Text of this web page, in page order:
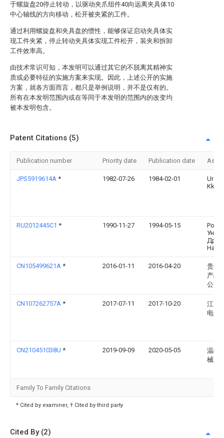
于螺旋盘20停止转动，以驱动夹爪组件40向远离夹具体10
中心轴线的方向移动，松开被夹紧的工件。
通过利用螺旋盘和夹具盘的惯性，能够保证启动夹具体实
现工件夹紧，停止转动夹具体实现工件松开，装夹和拆卸
工件效率高。
由技术常识可知，本发明可以通过其它的不脱离其精神实
质或必要特征的实施方案来实现。因此，上述公开的实施
方案，就各方面而言，都只是举例说明，并不是仅有的。
所有在本发明范围内或在等同于本发明的范围内的改变均
被本发明包含。
Patent Citations (5)
Publication number Priority date Publication date
JPS5919614A * 1982-07-26 1984-02-01
Kk
RU2012445C1 * 1990-11-27 1994-05-15
CN105499621A * 2016-01-11 2016-04-20
贵阳
产品
公司
CN107262757A * 2017-07-11 2017-10-20
江门
电气
CN210451038U * 2019-09-09 2020-05-05
温岭
械有
Family To Family Citations
* Cited by examiner, † Cited by third party
Cited By (2)